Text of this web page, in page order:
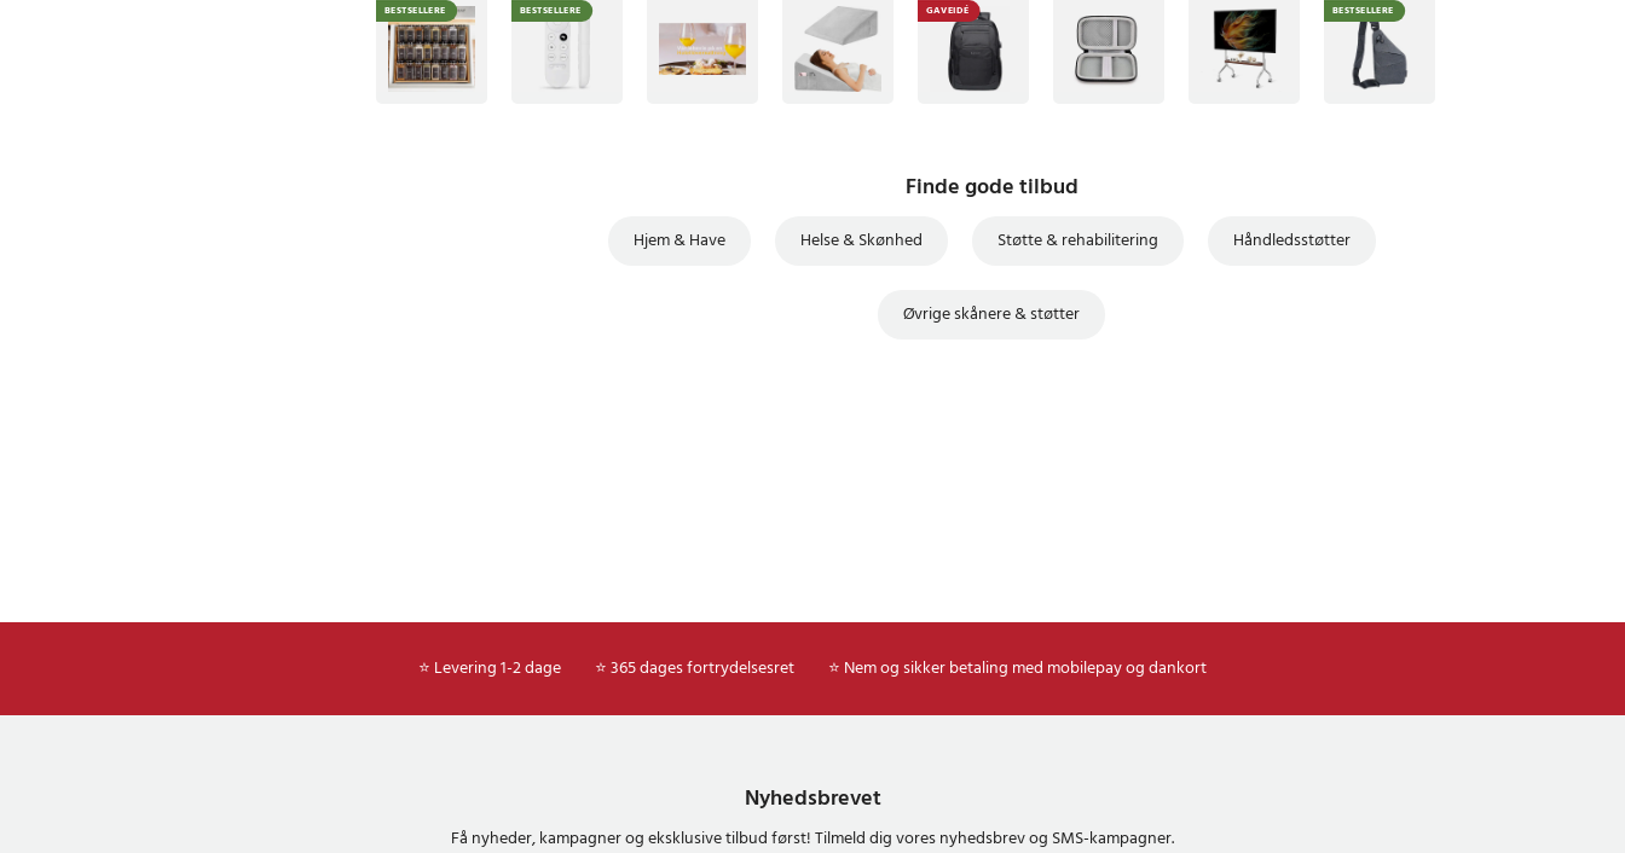
BESTSELLERE BESTSELLERE GAVEIDÉ BESTSELLERE
Finde gode tilbud
Hjem & Have Helse & Skønhed Støtte & rehabilitering Håndledsstøtter
Øvrige skånere & støtter
⭐ Levering 1-2 dage ⭐ 365 dages fortrydelsesret ⭐ Nem og sikker betaling med mobilepay og dankort
Nyhedsbrevet
Få nyheder, kampagner og eksklusive tilbud først! Tilmeld dig vores nyhedsbrev og SMS-kampagner.